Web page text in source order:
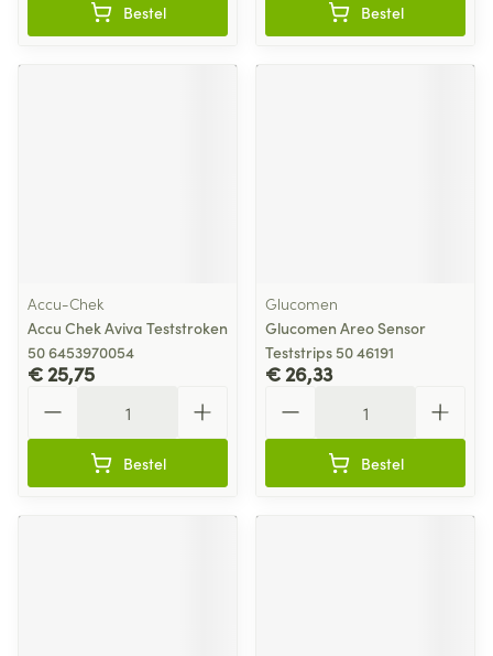
Bestel Bestel
Accu-Chek
Accu Chek Aviva Teststroken
50 6453970054
€ 25,75
Bestel
Glucomen
Glucomen Areo Sensor
Teststrips 50 46191
€ 26,33
Bestel